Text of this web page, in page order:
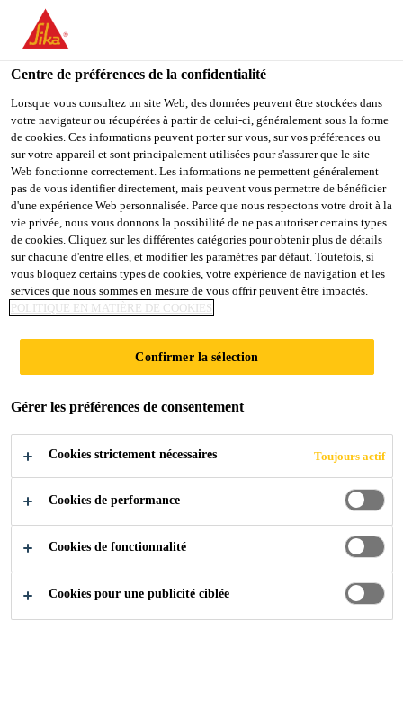
You are accessing "Sika Belgium", it seems you are accessing it
from "États-Unis". We have a dedicated website for your country.
TO
SIKA
USA
BELGIUM WEBSITE
COUNTRY
Sika Belgium
ÉPOXY
Produits ... Époxy
Centre de préférences de la confidentialité
Lorsque vous consultez un site Web, des données peuvent être stockées dans
votre navigateur ou récupérées à partir de celui-ci, généralement sous la forme
de cookies. Ces informations peuvent porter sur vous, sur vos préférences ou
sur votre appareil et sont principalement utilisées pour s'assurer que le site
Web fonctionne correctement. Les informations ne permettent généralement
pas de vous identifier directement, mais peuvent vous permettre de bénéficier
d'une expérience Web personnalisée. Parce que nous respectons votre droit à la
vie privée, nous vous donnons la possibilité de ne pas autoriser certains types
de cookies. Cliquez sur les différentes catégories pour obtenir plus de détails
sur chacune d'entre elles, et modifier les paramètres par défaut. Toutefois, si
vous bloquez certains types de cookies, votre expérience de navigation et les
services que nous sommes en mesure de vous offrir peuvent être impactés.
POLITIQUE EN MATIÈRE DE COOKIES
Confirmer la sélection
Gérer les préférences de consentement
Cookies strictement nécessaires Toujours actif
Cookies de performance
Cookies de fonctionnalité
Cookies pour une publicité ciblée